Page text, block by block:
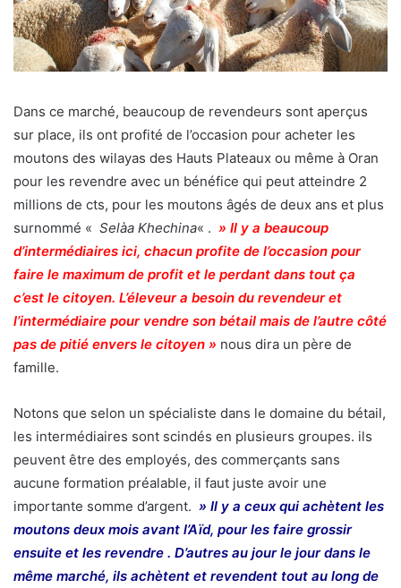
Dans ce marché, beaucoup de revendeurs sont aperçus
sur place, ils ont profité de l’occasion pour acheter les
moutons des wilayas des Hauts Plateaux ou même à Oran
pour les revendre avec un bénéfice qui peut atteindre 2
millions de cts, pour les moutons âgés de deux ans et plus
surnommé « Selàa Khechina« . » Il y a beaucoup
d’intermédiaires ici, chacun profite de l’occasion pour
faire le maximum de profit et le perdant dans tout ça
c’est le citoyen. L’éleveur a besoin du revendeur et
l’intermédiaire pour vendre son bétail mais de l’autre côté
pas de pitié envers le citoyen » nous dira un père de
famille.
Notons que selon un spécialiste dans le domaine du bétail,
les intermédiaires sont scindés en plusieurs groupes. ils
peuvent être des employés, des commerçants sans
aucune formation préalable, il faut juste avoir une
importante somme d’argent. » Il y a ceux qui achètent les
moutons deux mois avant l’Aïd, pour les faire grossir
ensuite et les revendre . D’autres au jour le jour dans le
même marché, ils achètent et revendent tout au long de